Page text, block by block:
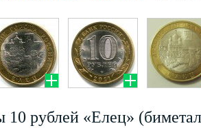
рублей «Елец»